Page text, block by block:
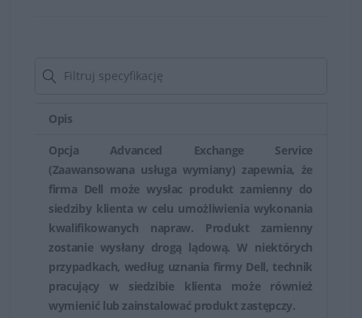
internet, pocztę e-mail lub czat z udziałem pracownika
Dzięki gwarancji Dell można przeprowadzić diagnostykę
problemów sprzętowych i sposób ich rozwiązania, a w
razie konieczności serwis, naprawę i wymianę
wadliwych części.
Opis
Opcja Advanced Exchange Service
(Zaawansowana usługa wymiany) zapewnia, że
firma Dell może wysłac produkt zamienny do
siedziby klienta w celu umożliwienia wykonania
kwalifikowanych napraw. Produkt zamienny
zostanie wysłany drogą lądową. W niektórych
przypadkach, według uznania firmy Dell, technik
pracujący w siedzibie klienta może również
wymienić lub zainstalować produkt zastępczy.